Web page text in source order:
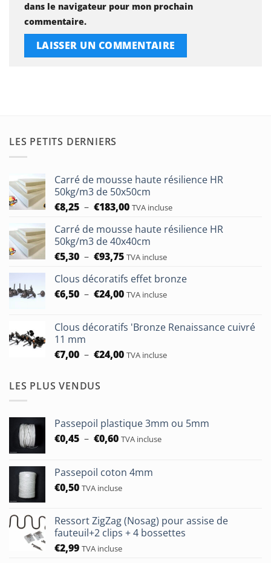
dans le navigateur pour mon prochain
commentaire.
LES PETITS DERNIERS
Carré de mousse haute résilience HR
50kg/m3 de 50x50cm
€8,25 – €183,00Plage
prix :
€8,25
à
TVA incluse
Carré de mousse haute résilience HR
50kg/m3 de 40x40cm
€5,30 – €93,75Plage
prix :
€5,30
TVA incluse
Clous décoratifs effet bronze
€6,50 – €24,00Plage
€6,50
€24,00
TVA incluse
Clous décoratifs 'Bronze Renaissance cuivré
11 mm
€7,00 – €24,00Plage
€24,00
TVA incluse
LES PLUS VENDUS
Passepoil plastique 3mm ou 5mm
€0,45 – €0,60Plage
€0,45
à
TVA incluse
Passepoil coton 4mm
€0,50 TVA incluse
Ressort ZigZag (Nosag) pour assise de
fauteuil+2 clips + 4 bossettes
€2,99 TVA incluse